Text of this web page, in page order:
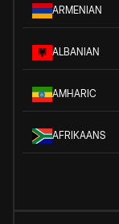
ARMENIAN
ALBANIAN
AMHARIC
AFRIKAANS